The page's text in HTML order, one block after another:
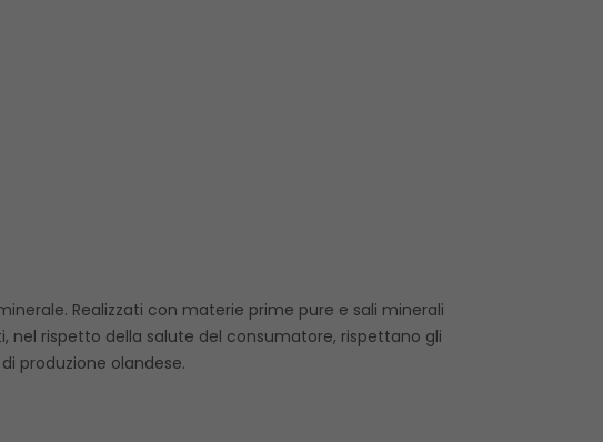
Realizzati con materie prime pure e sali minerali
rispetto della salute del consumatore, rispettano gli
produzione olandese.